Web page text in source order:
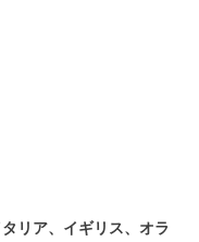
リア、イギリス、オラ